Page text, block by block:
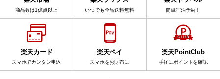
商品数は1億点以上 いつでも全品送料無料 簡単宿泊予約！
楽天カード
スマホでカンタン申込
楽天ペイ
スマホをお財布に
楽天PointClub
手軽にポイントを確認